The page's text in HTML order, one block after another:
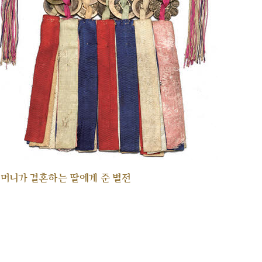
니가 결혼하는 딸에게 준 별전